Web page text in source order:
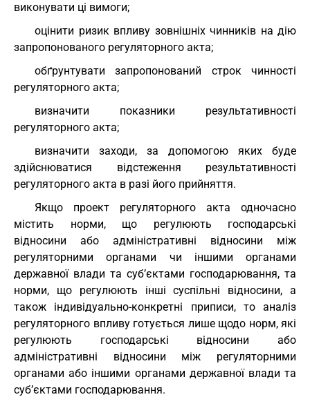
виконувати ці вимоги;
оцінити ризик впливу зовнішніх чинників на дію
запропонованого регуляторного акта;
обґрунтувати запропонований строк чинності
регуляторного акта;
визначити показники результативності
регуляторного акта;
визначити заходи, за допомогою яких буде
здійснюватися відстеження результативності
регуляторного акта в разі його прийняття.
Якщо проект регуляторного акта одночасно
містить норми, що регулюють господарські
відносини або адміністративні відносини між
регуляторними органами чи іншими органами
державної влади та суб’єктами господарювання, та
норми, що регулюють інші суспільні відносини, а
також індивідуально-конкретні приписи, то аналіз
регуляторного впливу готується лише щодо норм, які
регулюють господарські відносини або
адміністративні відносини між регуляторними
органами або іншими органами державної влади та
суб’єктами господарювання.